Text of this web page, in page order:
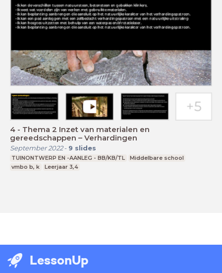
4 - Thema 2 Inzet van materialen en
gereedschappen – Verhardingen
September 2022- 9 slides
TUINONTWERP EN -AANLEG - BB/KB/TL
Middelbare school
vmbo b, k
Leerjaar 3,4
LessonUp